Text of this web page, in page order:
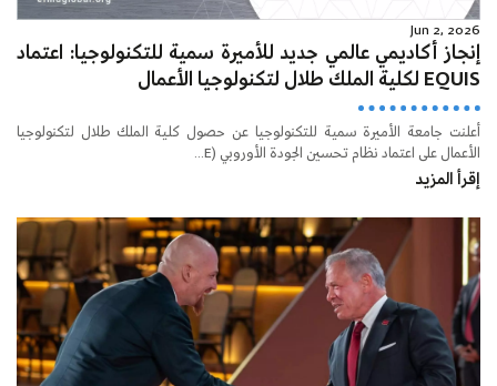
Jun 2, 2026
إنجاز أكاديمي عالمي جديد للأميرة سمية للتكنولوجيا: اعتماد
EQUIS لكلية الملك طلال لتكنولوجيا الأعمال
أعلنت جامعة الأميرة سمية للتكنولوجيا عن حصول كلية الملك طلال لتكنولوجيا
الأعمال على اعتماد نظام تحسين الجودة الأوروبي (E...
إقرأ المزيد